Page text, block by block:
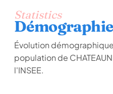
Statistics
Évolution
population de
l'INSEE.